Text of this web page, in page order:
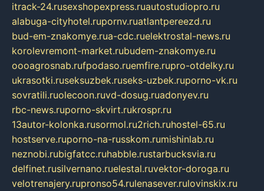
itrack-24.rusexshopexpress.ruautostudiopro.ru
alabuga-cityhotel.rupornv.ruatlantpereezd.ru
bud-em-znakomye.rua-cdc.ruelektrostal-news.ru
korolevremont-market.rubudem-znakomye.ru
oooagrosnab.rufpodaso.ruemfire.rupro-otdelky.ru
ukrasotki.ruseksuzbek.ruseks-uzbek.ruporno-vk.ru
sovratili.ruolecoon.ruvd-dosug.ruadonyev.ru
rbc-news.ruporno-skvirt.rukrospr.ru
13autor-kolonka.rusormol.ru2rich.ruhostel-65.ru
hostserve.ruporno-na-russkom.rumishinlab.ru
neznobi.rubigfatcc.ruhabble.rustarbucksvia.ru
delfinet.rusilvernano.ruelestal.ruvektor-doroga.ru
velotrenajery.rupronso54.rulenasever.rulovinskix.ru